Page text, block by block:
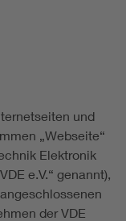
und
„Webseite“
Elektronik
e.V.“ genannt),
der VDE